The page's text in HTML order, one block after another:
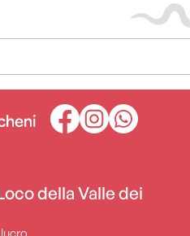
della Valle dei